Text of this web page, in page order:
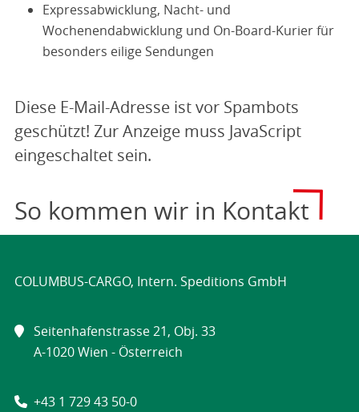
Expressabwicklung, Nacht- und
Wochenendabwicklung und On-Board-Kurier für
besonders eilige Sendungen
Diese E-Mail-Adresse ist vor Spambots
geschützt! Zur Anzeige muss JavaScript
eingeschaltet sein.
So kommen wir in Kontakt
COLUMBUS-CARGO, Intern. Speditions GmbH
Seitenhafenstrasse 21, Obj. 33
A-1020 Wien - Österreich
+43 1 729 43 50-0